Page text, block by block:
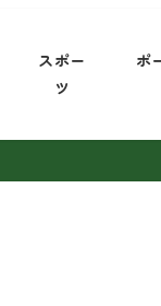
スポー
ツ
ポ